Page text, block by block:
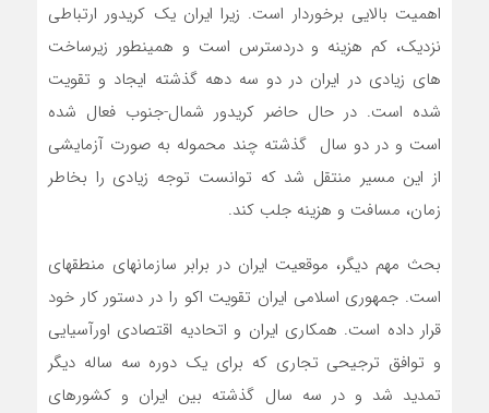
اهمیت بالایی برخوردار است. زیرا ایران یک کریدور ارتباطی
نزدیک، کم هزینه و دردسترس است و همینطور زیرساخت
های زیادی در ایران در دو سه دهه گذشته ایجاد و تقویت
شده است. در حال حاضر کریدور شمال-جنوب فعال شده
است و در دو سال گذشته چند محموله به صورت آزمایشی
از این مسیر منتقل شد که توانست توجه زیادی را بخاطر
زمان، مسافت و هزینه جلب کند.
بحث مهم دیگر، موقعیت ایران در برابر سازمان­های منطقه­ای
است. جمهوری اسلامی ایران تقویت اکو را در دستور کار خود
قرار داده است. همکاری ایران و اتحادیه اقتصادی اورآسیایی
و توافق ترجیحی تجاری که برای یک دوره سه ساله دیگر
تمدید شد و در سه سال گذشته بین ایران و کشورهای